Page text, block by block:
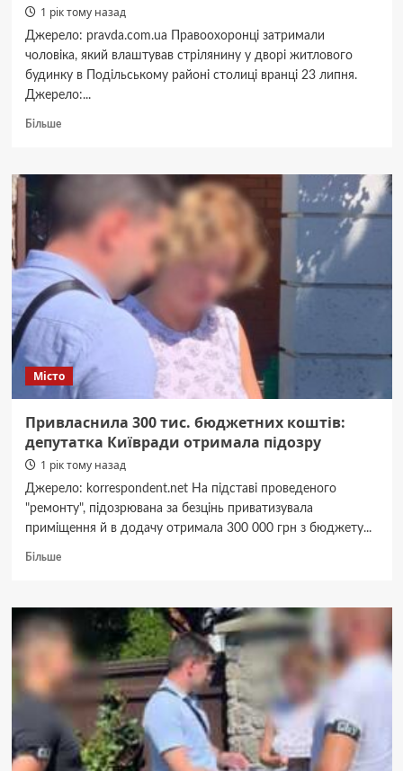
1 рік тому назад
Джерело: pravda.com.ua Правоохоронці затримали
чоловіка, який влаштував стрілянину у дворі житлового
будинку в Подільському районі столиці вранці 23 липня.
Джерело:...
БільшеДокладніше
Києві
авто
у
дворі
будинку,
затримали
–
поліція
Місто
Привласнила 300 тис. бюджетних коштів:
депутатка Київради отримала підозру
1 рік тому назад
Джерело: korrespondent.net На підставі проведеного
"ремонту", підозрювана за безцінь приватизувала
приміщення й в додачу отримала 300 000 грн з бюджету...
БільшеДокладніше
300
тис.
бюджетних
коштів:
депутатка
отримала
підозру